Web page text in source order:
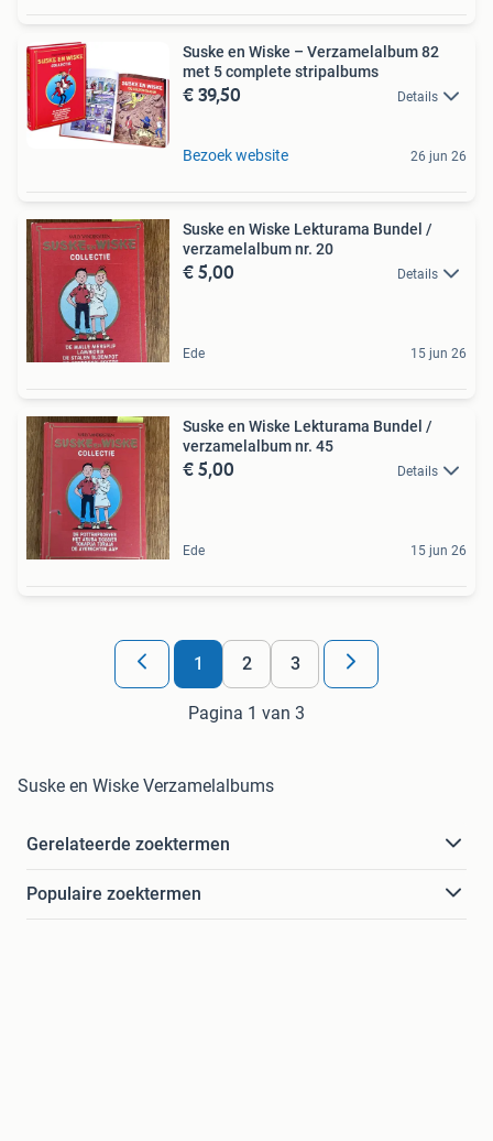
Suske en Wiske – Verzamelalbum 82
met 5 complete stripalbums
€ 39,50 Details
Bezoek website 26 jun 26
Suske en Wiske Lekturama Bundel /
verzamelalbum nr. 20
€ 5,00 Details
Ede 15 jun 26
Suske en Wiske Lekturama Bundel /
verzamelalbum nr. 45
€ 5,00 Details
Ede 15 jun 26
1 2 3
Pagina 1 van 3
Suske en Wiske Verzamelalbums
Gerelateerde zoektermen
Populaire zoektermen